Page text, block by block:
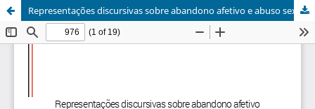
Representações discursivas sobre abandono afetivo e abuso sexual na infância em relatos de alunas da Educação de Jovens e Adultos